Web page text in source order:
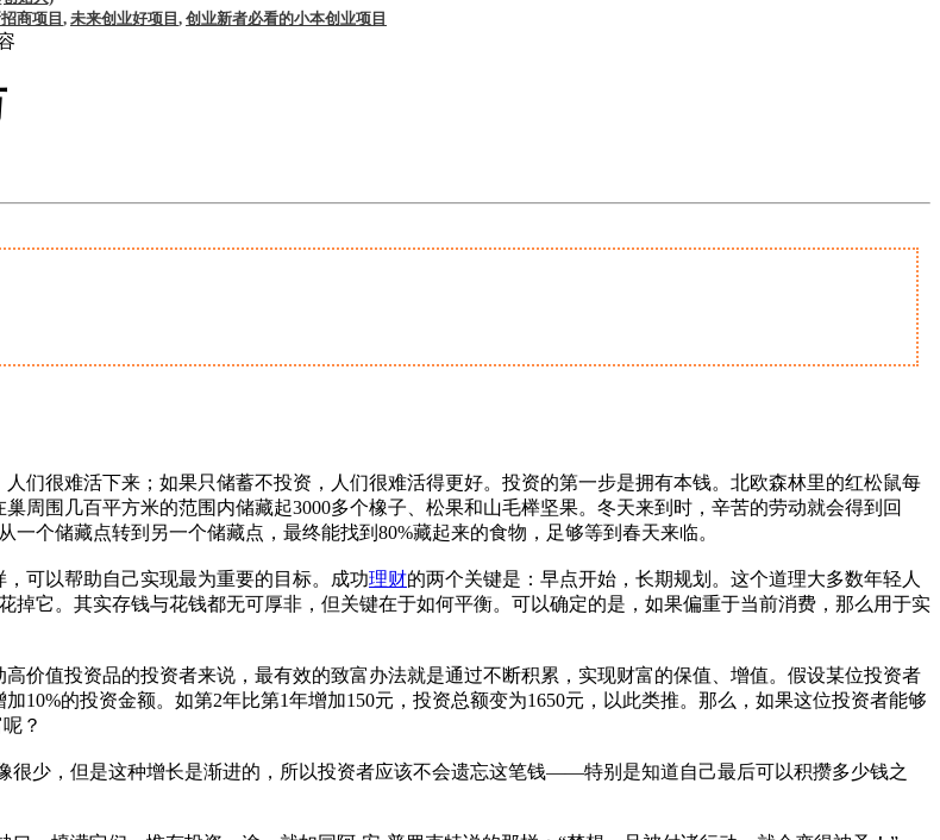
商项目, 未来创业好项目 , 创业新者必看的小本创业项目
很难活下来；如果只储蓄不投资，人们很难活得更好。投资的第一步是拥有本钱。北欧森林里的红松鼠每
周围几百平方米的范围内储藏起3000多个橡子、松果和山毛榉坚果。冬天来到时，辛苦的劳动就会得到回
个储藏点转到另一个储藏点，最终能找到80%藏起来的食物，足够等到春天来临。
以帮助自己实现最为重要的目标。成功理财的两个关键是：早点开始，长期规划。这个道理大多数年轻人
它。其实存钱与花钱都无可厚非，但关键在于如何平衡。可以确定的是，如果偏重于当前消费，那么用于实
值投资品的投资者来说，最有效的致富办法就是通过不断积累，实现财富的保值、增值。假设某位投资者
10%的投资金额。如第2年比第1年增加150元，投资总额变为1650元，以此类推。那么，如果这位投资者能够
？
少，但是这种增长是渐进的，所以投资者应该不会遗忘这笔钱——特别是知道自己最后可以积攒多少钱之